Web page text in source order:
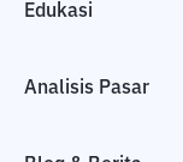
Edukasi
Analisis Pasar